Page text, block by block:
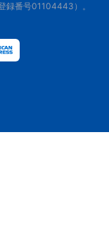
録番号01104443）。